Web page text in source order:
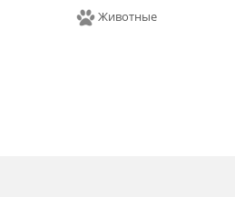
Животные